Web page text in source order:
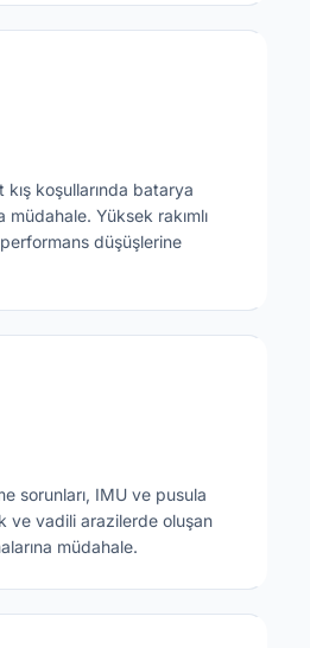
koşullarında batarya
müdahale. Yüksek rakımlı
düşüşlerine
sorunları, IMU ve pusula
ve vadili arazilerde oluşan
müdahale.